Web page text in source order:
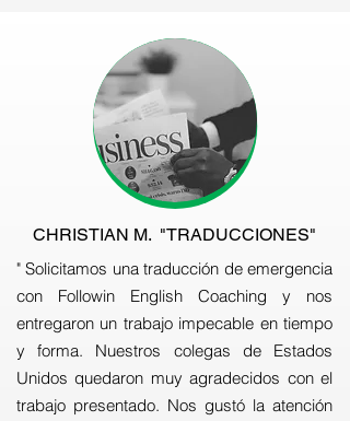
CHRISTIAN M. "TRADUCCIONES"
" Solicitamos una traducción de emergencia
con Followin English Coaching y nos
entregaron un trabajo impecable en tiempo
y forma. Nuestros colegas de Estados
Unidos quedaron muy agradecidos con el
trabajo presentado. Nos gustó la atención